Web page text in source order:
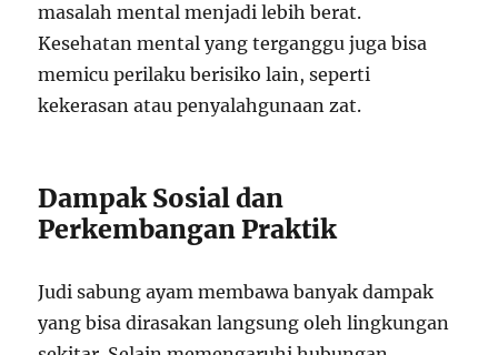
masalah mental menjadi lebih berat.
Kesehatan mental yang terganggu juga bisa
memicu perilaku berisiko lain, seperti
kekerasan atau penyalahgunaan zat.
Dampak Sosial dan
Perkembangan Praktik
Judi sabung ayam membawa banyak dampak
yang bisa dirasakan langsung oleh lingkungan